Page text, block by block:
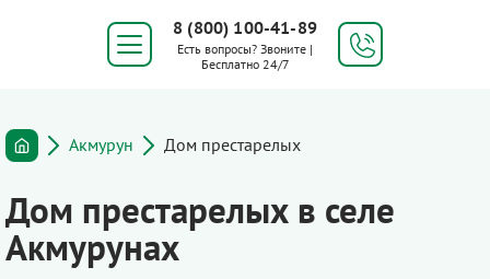
8 (800) 100-41-89
Есть вопросы? Звоните |
Бесплатно 24/7
Акмурун Дом престарелых
Дом престарелых в селе
Акмурунах